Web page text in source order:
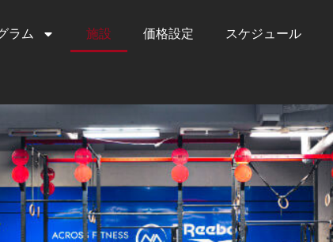
ラム 施設 価格設定 スケジュール